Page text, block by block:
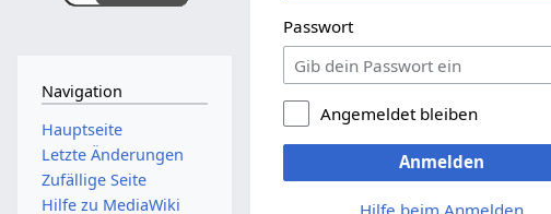
Passwort
Angemeldet bleiben
Anmelden
Hilfe beim Anmelden
Navigation
Hauptseite
Letzte Änderungen
Zufällige Seite
Hilfe zu MediaWiki